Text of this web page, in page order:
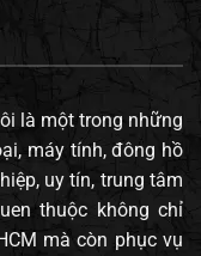
là một trong những
máy tính, đông hồ
uy tín, trung tâm
thuộc không chỉ
mà còn phục vụ